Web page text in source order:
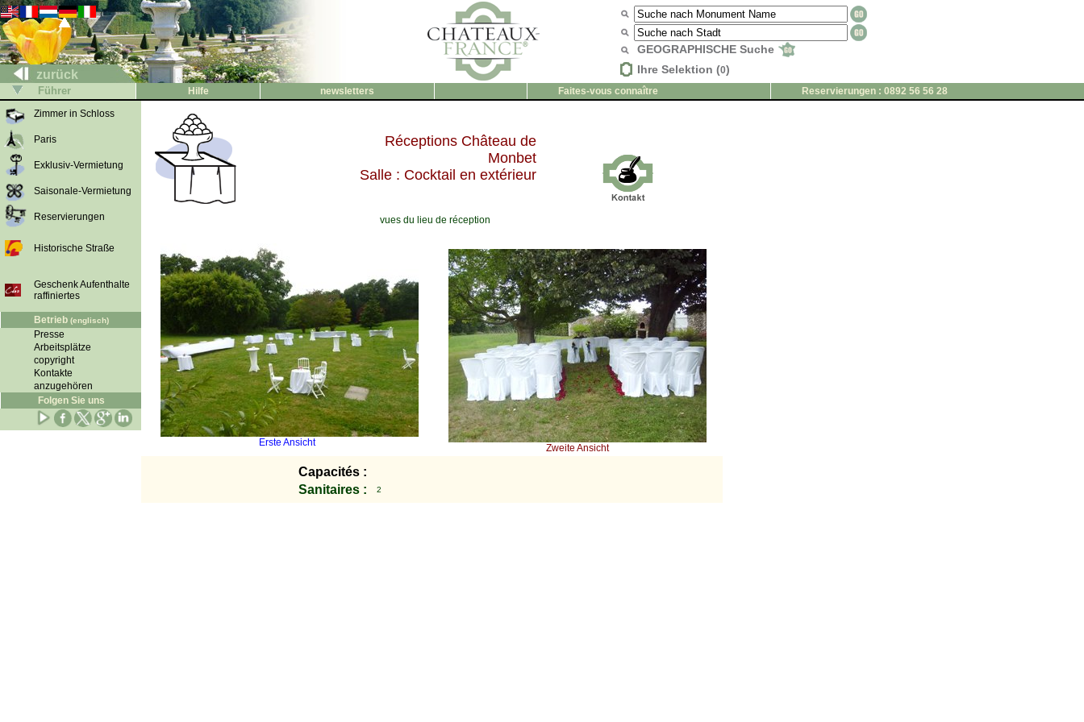
zurück
GEOGRAPHISCHE Suche
Ihre Selektion (0)
Führer Hilfe newsletters Faites-vous connaître
Reservierungen : 0892 56 56 28
Zimmer in Schloss
Paris
Exklusiv-Vermietung
Saisonale-Vermietung
Reservierungen
Historische Straße
Geschenk Aufenthalte
raffiniertes
Betrieb (englisch)
Presse
Arbeitsplätze
copyright
Kontakte
anzugehören
Folgen Sie uns
Réceptions Château de
Monbet
Salle : Cocktail en extérieur
vues du lieu de réception
Erste Ansicht Zweite Ansicht
Capacités :
Sanitaires :
2